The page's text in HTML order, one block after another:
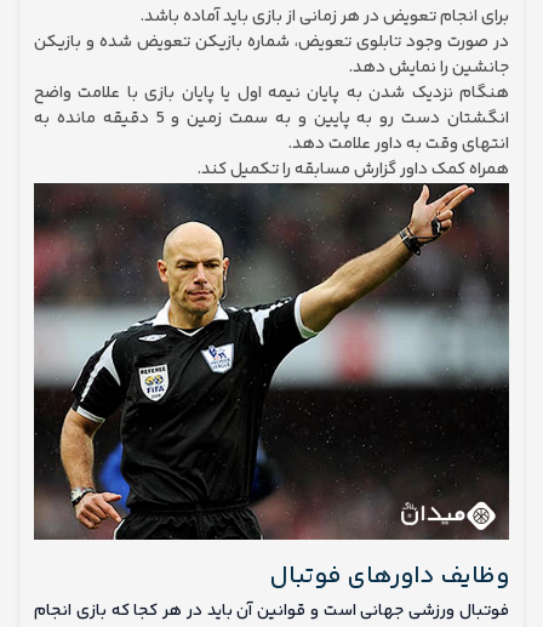
برای انجام تعویض در هر زمانی از بازی باید آماده باشد.
در صورت وجود تابلوی تعویض، شماره بازیکن تعویض شده و بازیکن
جانشین را نمایش دهد.
هنگام نزدیک شدن به پایان نیمه اول یا پایان بازی با علامت واضح
انگشتان دست رو به پایین و به سمت زمین و 5 دقیقه مانده به
انتهای وقت به داور علامت دهد.
همراه کمک داور گزارش مسابقه را تکمیل کند.
وظایف داورهای فوتبال
فوتبال ورزشی جهانی است و قوانین آن باید در هر کجا که بازی انجام